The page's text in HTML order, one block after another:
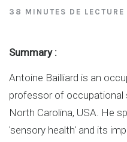
38 MINUTES DE LECTURE
Summary :
Antoine Bailliard is an
professor of occupational
North Carolina, USA. He
'sensory health' and its